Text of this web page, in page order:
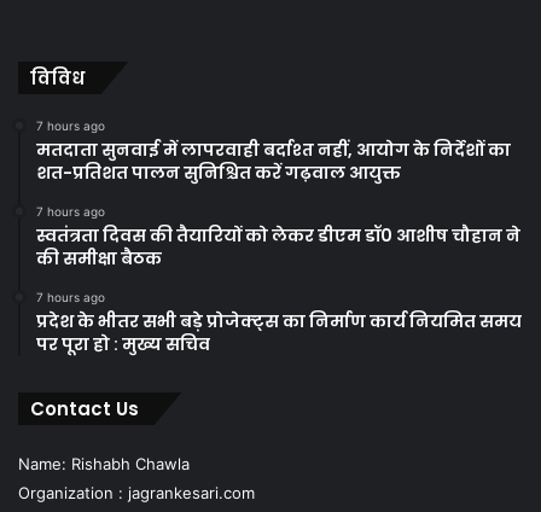
विविध
7 hours ago
मतदाता सुनवाई में लापरवाही बर्दाश्त नहीं, आयोग के निर्देशों का
शत-प्रतिशत पालन सुनिश्चित करें गढ़वाल आयुक्त
7 hours ago
स्वतंत्रता दिवस की तैयारियों को लेकर डीएम डॉ0 आशीष चौहान ने
की समीक्षा बैठक
7 hours ago
प्रदेश के भीतर सभी बड़े प्रोजेक्ट्स का निर्माण कार्य नियमित समय
पर पूरा हो : मुख्य सचिव
Contact Us
Name: Rishabh Chawla
Organization : jagrankesari.com